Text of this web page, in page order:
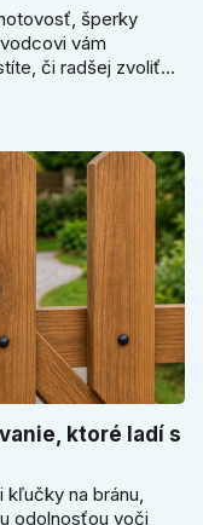
šperky
vám
či radšej zvoliť
ktoré ladí s
kľučky na bránu,
odolnosťou voči